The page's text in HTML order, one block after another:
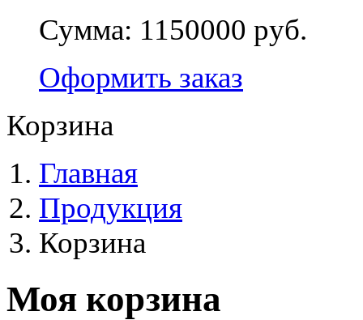
Сумма: 1150000 руб.
Оформить заказ
Корзина
Главная
Продукция
Корзина
Моя корзина